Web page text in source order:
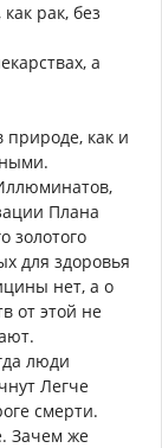
рак, без
а
природе, как и
Плана
золотого
для здоровья
нет, а о
от этой не
люди
Легче
смерти.
Зачем же